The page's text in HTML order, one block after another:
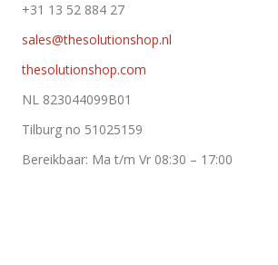
+31 13 52 884 27
sales@thesolutionshop.nl
thesolutionshop.com
NL 823044099B01
Tilburg no 51025159
Bereikbaar: Ma t/m Vr 08:30 – 17:00